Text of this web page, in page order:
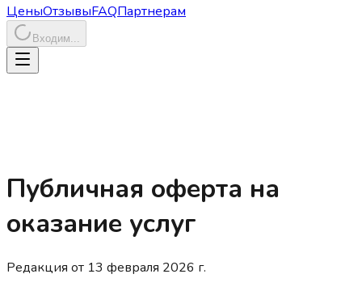
ЦеныОтзывыFAQПартнерам
Входим...
Публичная оферта на
оказание услуг
Редакция от 13 февраля 2026 г.